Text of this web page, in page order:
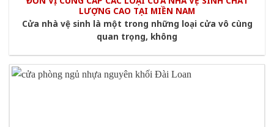
LƯỢNG CAO TẠI MIỀN NAM
Cửa nhà vệ sinh là một trong những loại cửa vô cùng
quan trọng, không